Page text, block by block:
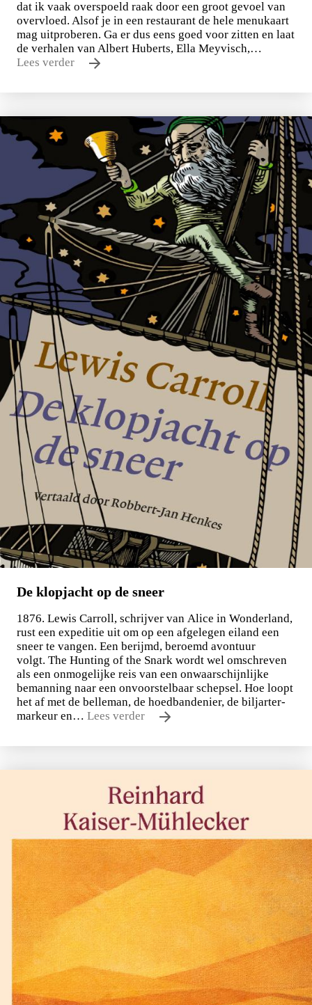
Tirade 503
€ 15,00
BESTEL
dat ik vaak overspoeld raak door een groot gevoel van
overvloed. Alsof je in een restaurant de hele menukaart
mag uitproberen. Ga er dus eens goed voor zitten en laat
de verhalen van Albert Huberts, Ella Meyvisch,…
Lees verder
Lewis Carroll
De klopjacht op de sneer
17,50
BESTEL
De klopjacht op de sneer
1876. Lewis Carroll, schrijver van Alice in Wonderland,
rust een expeditie uit om op een afgelegen eiland een
sneer te vangen. Een berijmd, beroemd avontuur
volgt. The Hunting of the Snark wordt wel omschreven
als een onmogelijke reis van een onwaarschijnlijke
bemanning naar een onvoorstelbaar schepsel. Hoe loopt
het af met de belleman, de hoedbandenier, de biljarter-
markeur en… Lees verder